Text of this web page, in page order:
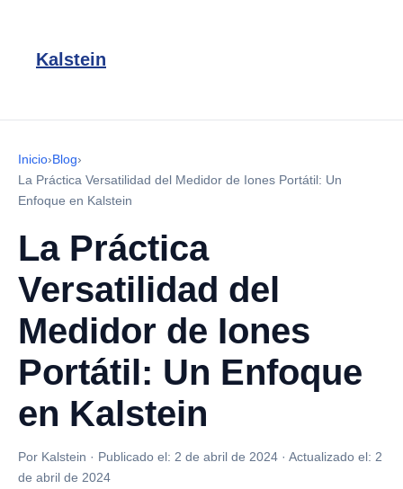
Kalstein
Inicio›Blog›
La Práctica Versatilidad del Medidor de Iones Portátil: Un
Enfoque en Kalstein
La Práctica
Versatilidad del
Medidor de Iones
Portátil: Un Enfoque
en Kalstein
Por Kalstein · Publicado el: 2 de abril de 2024 · Actualizado el: 2
de abril de 2024